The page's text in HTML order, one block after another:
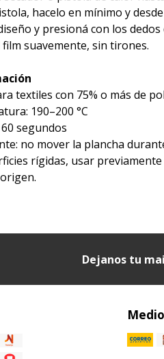
hacelo en mínimo y
y presioná con los
film suavemente, sin tirones.
textiles con 75% o más de
190–200 °C
segundos
no mover la plancha
rígidas, usar
Dejanos tu